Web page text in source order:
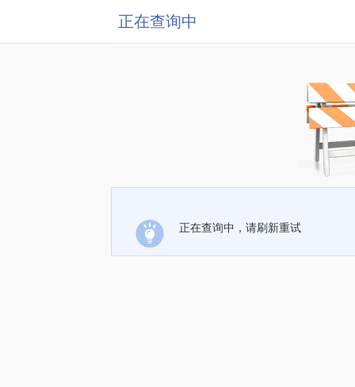
正在查询中
正在查询中，请刷新重试